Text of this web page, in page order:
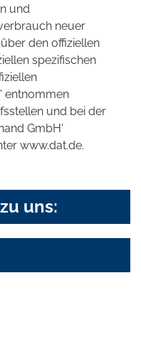
und
neuer
den offiziellen
spezifischen
entnommen
und bei der
GmbH'
www.dat.de.
uns: